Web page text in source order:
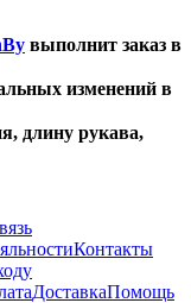
выполнит заказ в
изменений в
длину рукава,
Контакты
ДоставкаПомощь